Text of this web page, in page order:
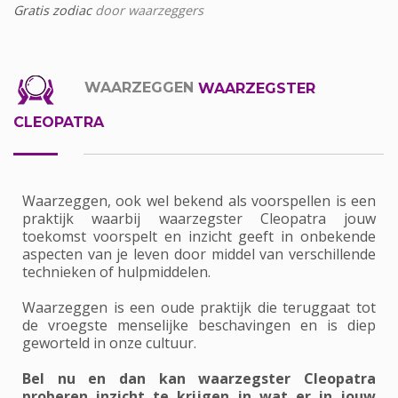
Gratis zodiacdoor waarzeggers
WAARZEGGEN WAARZEGSTER
CLEOPATRA
Waarzeggen, ook wel bekend als voorspellen is een
praktijk waarbij waarzegster Cleopatra jouw
toekomst voorspelt en inzicht geeft in onbekende
aspecten van je leven door middel van verschillende
technieken of hulpmiddelen.
Waarzeggen is een oude praktijk die teruggaat tot
de vroegste menselijke beschavingen en is diep
geworteld in onze cultuur.
Bel nu en dan kan waarzegster Cleopatra